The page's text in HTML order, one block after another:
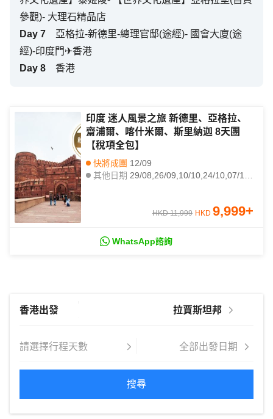
參觀)- 大理石精品店
Day 7
亞格拉-新德里-總理官邸(途經)- 國會大廈(途
經)-印度門✈香港
Day 8 香港
印度 迷人風景之旅 新德里、亞格拉、
齋浦爾、喀什米爾、斯里納迦 8天團
【稅項全包】
快將成團 12/09
其他日期 29/08,26/09,10/10,24/10,07/11,21/11,05/12,19/12,02/01,09/01,16/01,23/01,30/01,06/02,13/02,20/02,27/02,06/03,13/03,20/03
HKD 11,999 HKD 9,999+
WhatsApp諮詢
搜尋